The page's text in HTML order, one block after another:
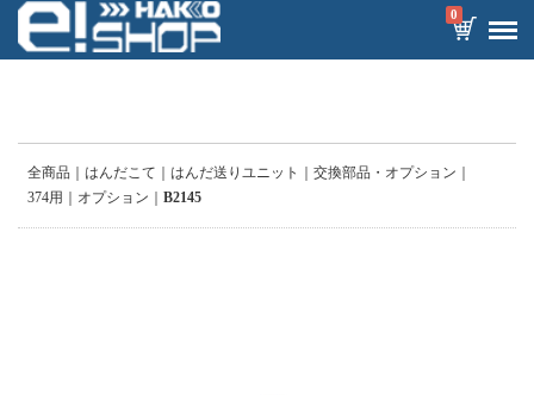
0
全商品 はんだこて はんだ送りユニット
交換部品・オプション
374用
オプション B2145